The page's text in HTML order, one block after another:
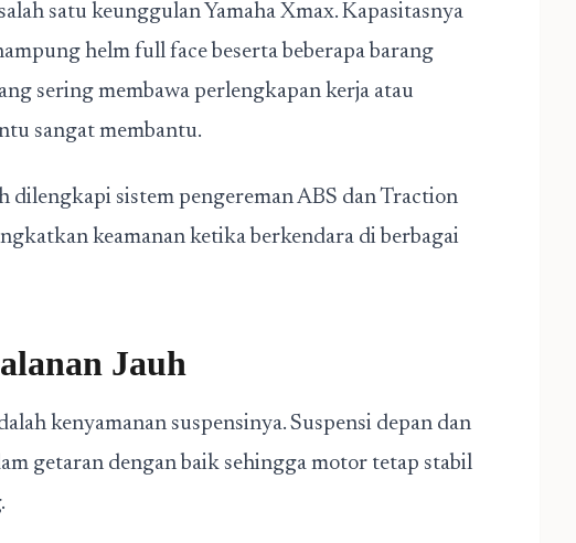
satu keunggulan Yamaha Xmax. Kapasitasnya
helm full face beserta beberapa barang
sering membawa perlengkapan kerja atau
sangat membantu.
dilengkapi sistem pengereman ABS dan Traction
keamanan ketika berkendara di berbagai
Jauh
kenyamanan suspensinya. Suspensi depan dan
getaran dengan baik sehingga motor tetap stabil